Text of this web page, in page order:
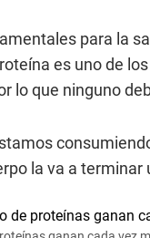
para la
es uno de
lo que ninguno
la va a terminar